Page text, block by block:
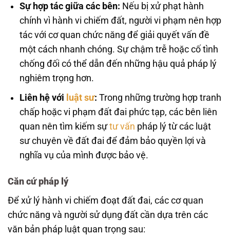
Sự hợp tác giữa các bên: Nếu bị xử phạt hành
chính vì hành vi chiếm đất, người vi phạm nên hợp
tác với cơ quan chức năng để giải quyết vấn đề
một cách nhanh chóng. Sự chậm trễ hoặc cố tình
chống đối có thể dẫn đến những hậu quả pháp lý
nghiêm trọng hơn.
Liên hệ với luật sư: Trong những trường hợp tranh
chấp hoặc vi phạm đất đai phức tạp, các bên liên
quan nên tìm kiếm sựtư vấn pháp lý từ các luật
sư chuyên về đất đai để đảm bảo quyền lợi và
nghĩa vụ của mình được bảo vệ.
Căn cứ pháp lý
Để xử lý hành vi chiếm đoạt đất đai, các cơ quan
chức năng và người sử dụng đất cần dựa trên các
văn bản pháp luật quan trọng sau: